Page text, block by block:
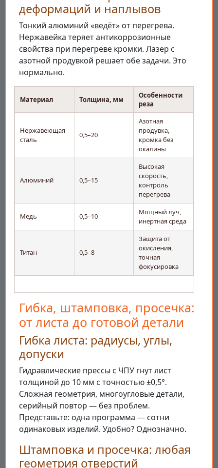
деформаций и наплывов
Тонкий алюминий «ведёт» от перегрева.
Нержавейка теряет антикоррозионные
свойства при перегреве кромки. Лазер с
азотной продувкой решает обе задачи. Это
нормально.
Материал Толщина, мм
Особенности
реза
Нержавеющая
сталь
0,5–20
Азотная
продувка,
кромка без
окалины
Алюминий 0,5–15
Высокая
скорость,
контроль
перегрева
Медь 0,5–10
Мощный луч,
инертная среда
Титан 0,5–8
Защита от
окисления,
точная
фокусировка
Гибка, штамповка, просечка:
от листа до готовой детали
Гибка листа: радиусы, углы,
допуски
Гидравлические прессы с ЧПУ гнут лист
толщиной до 10 мм с точностью ±0,5°.
Сложная геометрия, многоугловые детали,
серийный повтор — без проблем.
Представьте: одна программа — сотни
одинаковых изделий. Удобно? Однозначно.
Штамповка и просечка: любая
геометрия отверстий